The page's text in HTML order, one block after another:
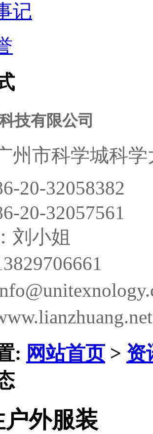
记
技有限公司
州市科学城科
20-32058382
20-32057561
刘小姐
: 网站首页> 资
外服装